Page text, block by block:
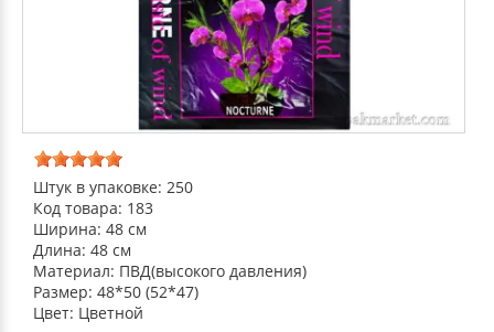
ПАКЕТЫ СЛАЙДЕРЫ И ЗИПЛОКИ ( ZIP
ПАКЕТЫ ПОЛИПРОПИЛЕНОВЫЕ
ПАКЕТЫ С ПЕТЛЕВЫМИ РУЧКАМИ
ПАКЕТЫ С ВЫРУБНЫМИ РУЧКАМИ
ПЛАСТИКОВЫЕ И БУМАЖНЫЕ ПАКЕТЫ
ДЕКОРАТИВНЫЕ УКРАШЕНИЯ
УПАКОВКА ДЛЯ ТОРТОВ
УПАКОВКА ДЛЯ ЯИЦ
ВАТНО-БУМАЖНАЯ ПРОДУКЦИЯ
САЛФЕТКИ, ПОЛОТЕНЦА
САЛФЕТКИ ВЛАЖНЫЕ
ТУАЛЕТНАЯ БУМАГА
ИЗОЛЕНТЫ
КРЕППИРОВАННЫЕ ЛЕНТЫ
СКЛАДСКАЯ УПАКОВКА
СТИРАЛЬНЫЕ ПОРОШКИ
КОНДИЦИОНЕРЫ ДЛЯ БЕЛЬЯ
СРЕДСТВА ДЛЯ УБОРКИ И ЧИСТКИ
СРЕДСТВА ДЛЯ МЫТЬЯ ПОСУДЫ
НИКА
Штук в упаковке: 250
Код товара: 183
Ширина: 48 см
Длина: 48 см
Материал: ПВД(высокого давления)
Размер: 48*50 (52*47)
Цвет: Цветной